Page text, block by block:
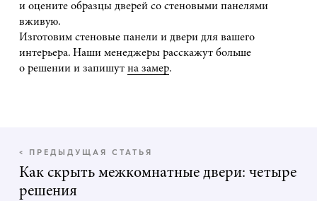
и оцените образцы дверей со стеновыми панелями
вживую.
Изготовим стеновые панели и двери для вашего
интерьера. Наши менеджеры расскажут больше
о решении и запишут на замер.
< ПРЕДЫДУЩАЯ СТАТЬЯ
Как скрыть межкомнатные двери: четыре
решения